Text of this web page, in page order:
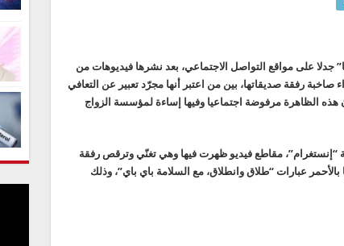
جدلا على مواقع التواصل الاجتماعي، بعد نشرها فيديوهات من
رفقة صديقاتها، بين من اعتبر أنها مجرّد تعبير عن التعافي
الظاهرة مرفوضة اجتماعيا وفيها إساءة لمؤسسة الزواج
مقاطع فيديو ظهرت فيها وهي تغنّي وترقص رفقة
عبارات “طلاق وانطلاق، مع السلامة باي باي”، وذلك